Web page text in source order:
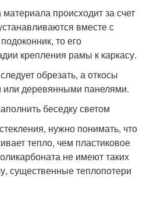
происходит за счет
вместе с
то его
крепления рамы к каркасу.
обрезать, а откосы
или деревянными панелями.
беседку светом
нужно понимать, что
тепло, чем пластиковое
не имеют таких
существенные теплопотери